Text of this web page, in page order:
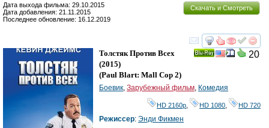
Скачать и Смотреть
Дата выхода фильма: 29.10.2015
Дата добавления: 21.11.2015
Последнее обновление: 16.12.2019
смотреть
20
Толстяк Против Всех
(2015)
(Paul Blart: Mall Cop 2)
Боевик, Зарубежный фильм, Комедия
HD 2160р HD 1080 HD 720
Режиссер: Энди Фикмен